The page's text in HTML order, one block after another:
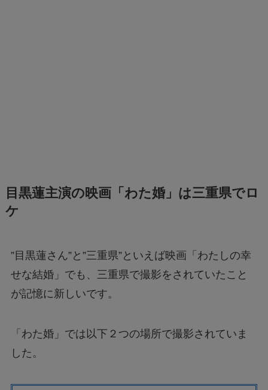
目黒蓮主演の映画「わた婚」は三重県でロ
ケ
”目黒蓮さん”と”三重県”といえば映画「わたしの幸
せな結婚」でも、三重県で撮影をされていたこと
が記憶に新しいです。
「わた婚」では以下２つの場所で撮影されていま
した。